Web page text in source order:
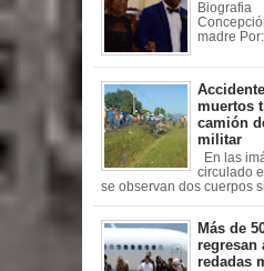
Biografia
madre
muertos
camión
militar
En las
circulado
se observan dos cuerpos
Más de
regresan
redadas